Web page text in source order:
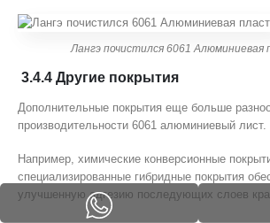
Лангэ почистился 6061 Алюминиевая
3.4.4 Другие покрытия
Дополнительные покрытия еще больше
производительности 6061 алюминиевый лист.
Например, химические конверсионные
специализированные гибридные покрытия
улучшенную адгезию последующих слоев